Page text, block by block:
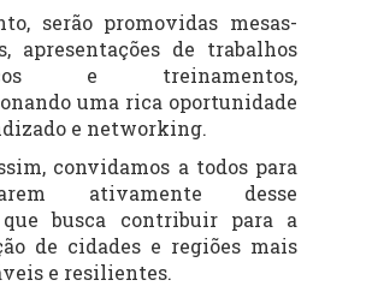
serão promovidas mesas-
apresentações de trabalhos
e treinamentos,
uma rica oportunidade
e networking.
convidamos a todos para
ativamente desse
busca contribuir para a
de cidades e regiões mais
e resilientes.